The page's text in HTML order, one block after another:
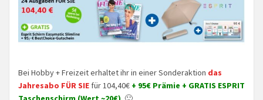
Bei Hobby + Freizeit erhaltet ihr in einer Sonderaktion das
Jahresabo FÜR SIE für 104,40€ + 95€ Prämie + GRATIS ESPRIT